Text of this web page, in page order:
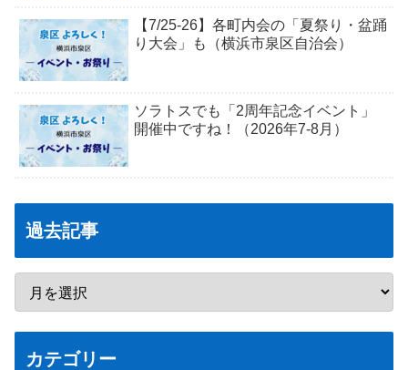
【7/25-26】各町内会の「夏祭り・盆踊
り大会」も（横浜市泉区自治会）
ソラトスでも「2周年記念イベント」
開催中ですね！（2026年7-8月）
過去記事
カテゴリー